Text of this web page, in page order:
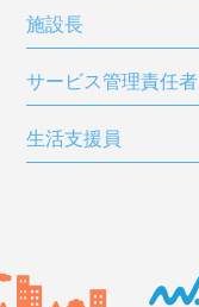
施設長
サービス管理責任者
生活支援員